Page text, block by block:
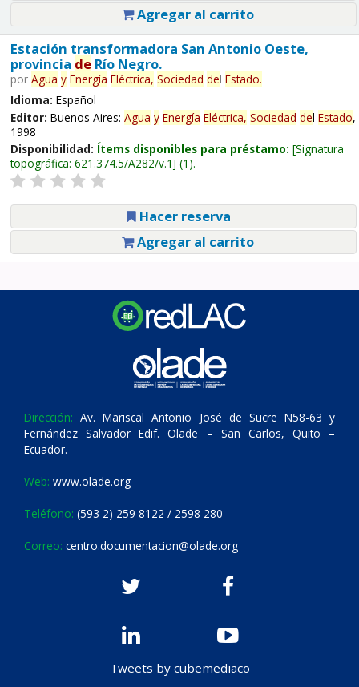
Agregar al carrito
Estación transformadora San Antonio Oeste,
provincia deRío Negro.
por Agua y Energía Eléctrica, Sociedad del Estado.
Idioma: Español
Editor: Buenos Aires: Agua y Energía Eléctrica, Sociedad del Estado,
1998
Disponibilidad: Ítems disponibles para préstamo: Signatura
topográfica: 621.374.5/A282/v.1 (1).
Hacer reserva
Agregar al carrito
Dirección: Av. Mariscal Antonio José de Sucre N58-63 y
Fernández Salvador Edif. Olade – San Carlos, Quito –
Ecuador.
Web: www.olade.org
Teléfono: (593 2) 259 8122 / 2598 280
Correo: centro.documentacion@olade.org
Tweets by cubemediaco